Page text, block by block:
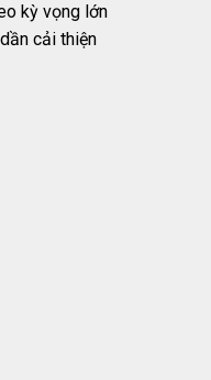
kỳ vọng lớn
cải thiện